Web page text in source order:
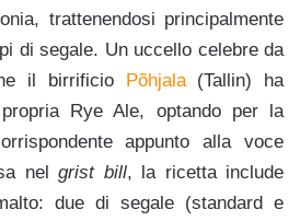
trattenendosi principalmente
di segale. Un uccello celebre da
il birrificio Põhjala(Tallin) ha
Rye Ale, optando per la
appunto alla voce
nelgrist bill, la ricetta include
due di segale (standard e